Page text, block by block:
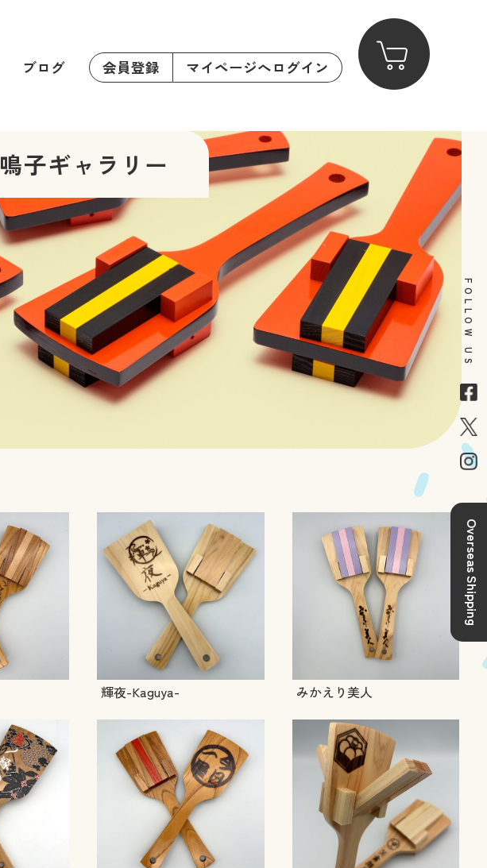
ブログ 会員登録 マイページへログイン
鳴子ギャラリー
輝夜-Kaguya- みかえり美人
FOLLOW US
Overseas Shipping